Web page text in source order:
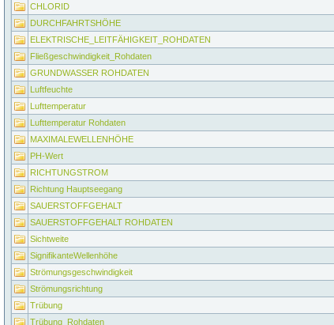
CHLORID
DURCHFAHRTSHÖHE
ELEKTRISCHE_LEITFÄHIGKEIT_ROHDATEN
Fließgeschwindigkeit_Rohdaten
GRUNDWASSER ROHDATEN
Luftfeuchte
Lufttemperatur
Lufttemperatur Rohdaten
MAXIMALEWELLENHÖHE
PH-Wert
RICHTUNGSTROM
Richtung Hauptseegang
SAUERSTOFFGEHALT
SAUERSTOFFGEHALT ROHDATEN
Sichtweite
SignifikanteWellenhöhe
Strömungsgeschwindigkeit
Strömungsrichtung
Trübung
Trübung_Rohdaten